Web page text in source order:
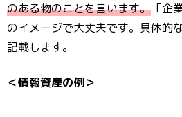
のある物のことを言います。 「企
のイメージで大丈夫です。具体的
記載します。
＜情報資産の例＞